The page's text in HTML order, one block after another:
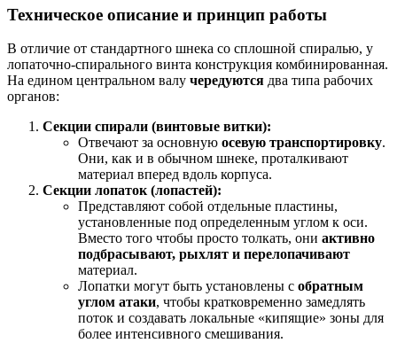
Техническое описание и принцип работы
В отличие от стандартного шнека со сплошной спиралью, у
лопаточно-спирального винта конструкция комбинированная.
На едином центральном валу чередуются два типа рабочих
органов:
Секции спирали (винтовые витки):
Отвечают за основную осевую транспортировку.
Они, как и в обычном шнеке, проталкивают
материал вперед вдоль корпуса.
Секции лопаток (лопастей):
Представляют собой отдельные пластины,
установленные под определенным углом к оси.
Вместо того чтобы просто толкать, они активно
подбрасывают, рыхлят и перелопачивают
материал.
Лопатки могут быть установлены с обратным
углом атаки, чтобы кратковременно замедлять
поток и создавать локальные «кипящие» зоны для
более интенсивного смешивания.